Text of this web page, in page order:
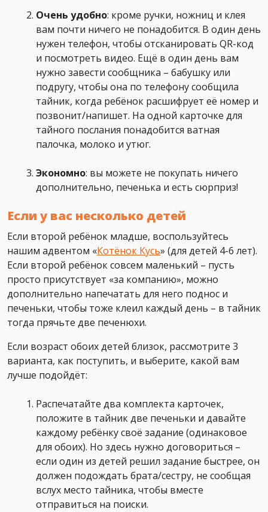
Очень удобно: кроме ручки, ножниц и клея
вам почти ничего не понадобится. В один день
нужен телефон, чтобы отсканировать QR-код
и посмотреть видео. Ещё в один день вам
нужно завести сообщника – бабушку или
подругу, чтобы она по телефону сообщила
тайник, когда ребёнок расшифрует её номер и
позвонит/напишет. На одной карточке для
тайного послания понадобится ватная
палочка, молоко и утюг.
Экономно: вы можете не покупать ничего
дополнительно, печенька и есть сюрприз!
Если у вас несколько детей
Если второй ребёнок младше, воспользуйтесь
нашим адвентом «Котёнок Кусь» (для детей 4-6 лет).
Если второй ребёнок совсем маленький – пусть
просто присутствует «за компанию», можно
дополнительно напечатать для него поднос и
печеньки, чтобы тоже клеил каждый день – в тайник
тогда прячьте две печенюхи.
Если возраст обоих детей близок, рассмотрите 3
варианта, как поступить, и выберите, какой вам
лучше подойдёт:
Распечатайте два комплекта карточек,
положите в тайник две печеньки и давайте
каждому ребёнку своё задание (одинаковое
для обоих). Но здесь нужно договориться –
если один из детей решил задание быстрее, он
должен подождать брата/сестру, не сообщая
вслух место тайника, чтобы вместе
отправиться на поиски.